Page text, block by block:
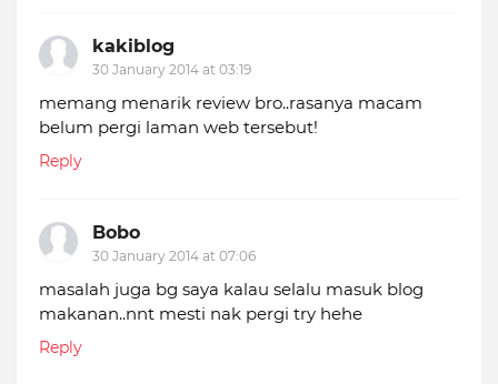
kakiblog
30 January 2014 at 03:19
memang menarik review bro..rasanya macam
belum pergi laman web tersebut!
Reply
Bobo
30 January 2014 at 07:06
masalah juga bg saya kalau selalu masuk blog
makanan..nnt mesti nak pergi try hehe
Reply